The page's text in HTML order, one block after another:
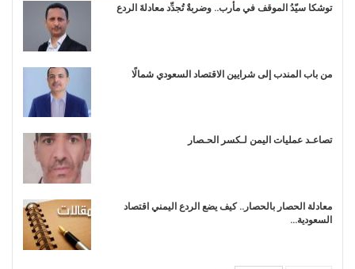
توشكا سيّدُ الموقف في مأرب.. وضربةٌ تُجدِّد معادلةَ الردع
من باب المندب إلى شرايين الاقتصاد السعودي شمالًا
تصاعـد عمليات اليمن لـكسر الحـصار
معادلة الحصار بالحصار.. كيف يضع الردع اليمني اقتصاد
السعودية…